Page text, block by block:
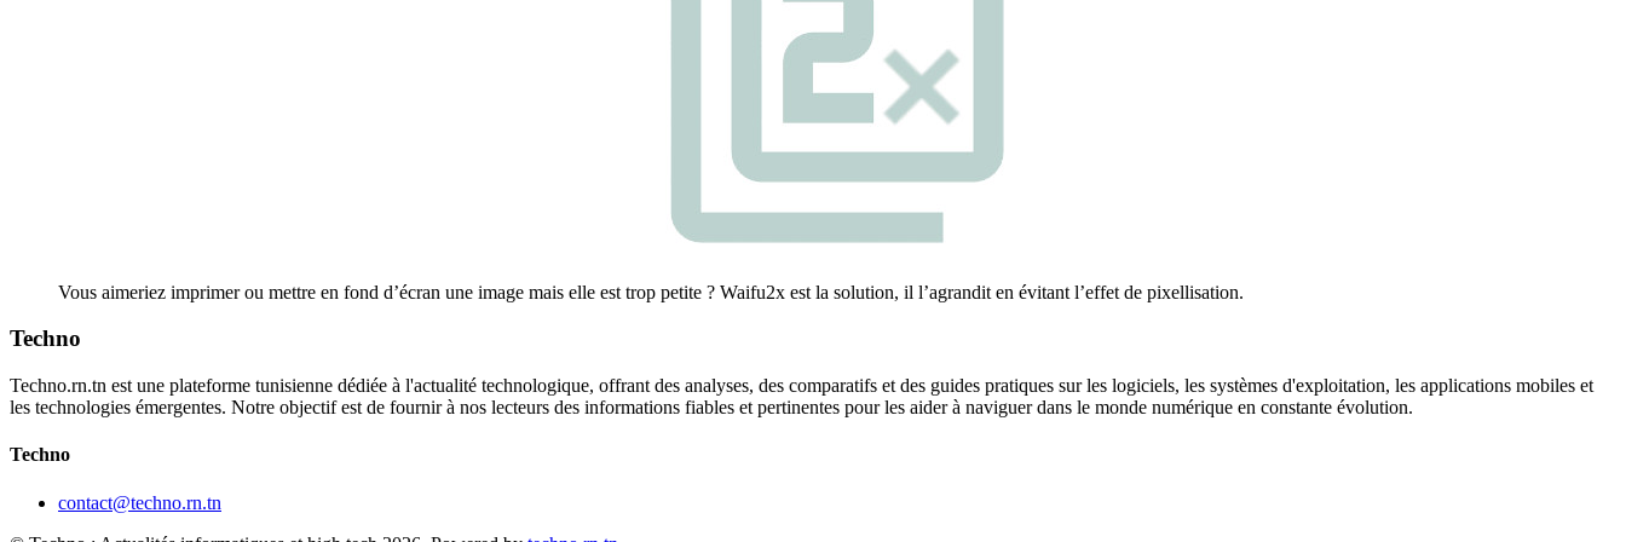
Vous aimeriez imprimer ou mettre en fond d’écran une image mais elle est trop petite ? Waifu2x est la solution, il l’agrandit en évitant l’effet de pixellisation.
Techno
Techno.rn.tn est une plateforme tunisienne dédiée à l'actualité technologique, offrant des analyses, des comparatifs et des guides pratiques sur les logiciels, les systèmes d'exploitation, les applications mobiles et
les technologies émergentes. Notre objectif est de fournir à nos lecteurs des informations fiables et pertinentes pour les aider à naviguer dans le monde numérique en constante évolution.
Techno
contact@techno.rn.tn